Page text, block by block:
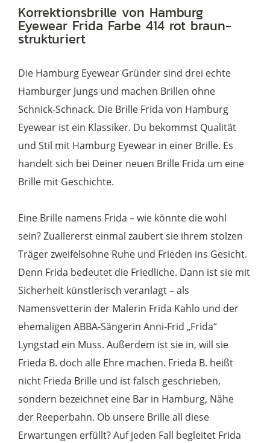
414
rot
Menge
Korrektionsbrille von Hamburg
Eyewear Frida Farbe 414 rot braun-
strukturiert
Die Hamburg Eyewear Gründer sind drei echte
Hamburger Jungs und machen Brillen ohne
Schnick-Schnack. Die Brille Frida von Hamburg
Eyewear ist ein Klassiker. Du bekommst Qualität
und Stil mit Hamburg Eyewear in einer Brille. Es
handelt sich bei Deiner neuen Brille Frida um eine
Brille mit Geschichte.
Eine Brille namens Frida – wie könnte die wohl
sein? Zuallererst einmal zaubert sie ihrem stolzen
Träger zweifelsohne Ruhe und Frieden ins Gesicht.
Denn Frida bedeutet die Friedliche. Dann ist sie mit
Sicherheit künstlerisch veranlagt – als
Namensvetterin der Malerin Frida Kahlo und der
ehemaligen ABBA-Sängerin Anni-Frid „Frida“
Lyngstad ein Muss. Außerdem ist sie in, will sie
Frieda B. doch alle Ehre machen. Frieda B. heißt
nicht Frieda Brille und ist falsch geschrieben,
sondern bezeichnet eine Bar in Hamburg, Nähe
der Reeperbahn. Ob unsere Brille all diese
Erwartungen erfüllt? Auf jeden Fall begleitet Frida